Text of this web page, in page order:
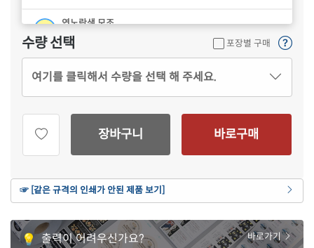
연노란색 모조
CL622Y-DX134
재질 설명
CL622KR-DX134잉크젯, 레이저 겸용
재질 설명
CL622TR-DX134
잉크젯, 레이저 겸용
재질 설명
재질 설명
흰색 광택 레이저
CL622LG-DX134레이저 전용
흰색(50μm) 광택 방수 레이저
CL622WP-DX134레이저 전용
재질 설명
수량 선택 포장별 구매
여기를 클릭해서 수량을 선택 해 주세요.
장바구니 바로구매
☞ [같은 규격의 인쇄가 안된 제품 보기]
출력이 어려우신가요? 바로가기